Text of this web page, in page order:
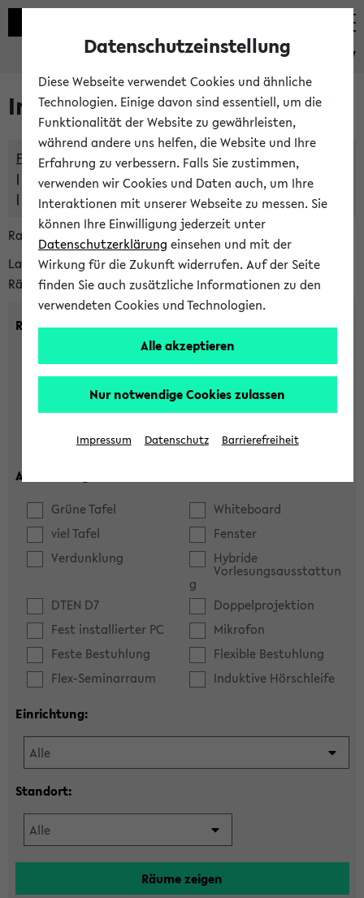
eKVV
Im eKVV verwaltete Räume
Freie Räume und Veranstaltungsüberschneidungen
Raumüberschneidungen
Hinweise der zentralen Raumvergabe
Raumanfragen:
raumvergabe@uni-bielefeld.de
Lassen Sie sich alle Räume anzeigen oder suchen Sie nach
Räumen mit bestimmten Eigenschaften:
Raumkriterien:
max. Plätze:
Ausstattung:
Grüne Tafel
Whiteboard
viel Tafel
Fenster
Verdunklung
Hybride
Vorlesungsausstattun
g
DTEN D7
Doppelprojektion
Fest installierter PC
Mikrofon
Feste Bestuhlung
Flexible Bestuhlung
Flex-Seminarraum
Induktive Hörschleife
Einrichtung:
Standort:
Datenschutzeinstellung
Diese Webseite verwendet Cookies und ähnliche
Technologien. Einige davon sind essentiell, um die
Funktionalität der Website zu gewährleisten,
während andere uns helfen, die Website und Ihre
Erfahrung zu verbessern. Falls Sie zustimmen,
verwenden wir Cookies und Daten auch, um Ihre
Interaktionen mit unserer Webseite zu messen. Sie
können Ihre Einwilligung jederzeit unter
Datenschutzerklärung einsehen und mit der
Wirkung für die Zukunft widerrufen. Auf der Seite
finden Sie auch zusätzliche Informationen zu den
verwendeten Cookies und Technologien.
Alle akzeptieren
Nur notwendige Cookies zulassen
Impressum Datenschutz Barrierefreiheit